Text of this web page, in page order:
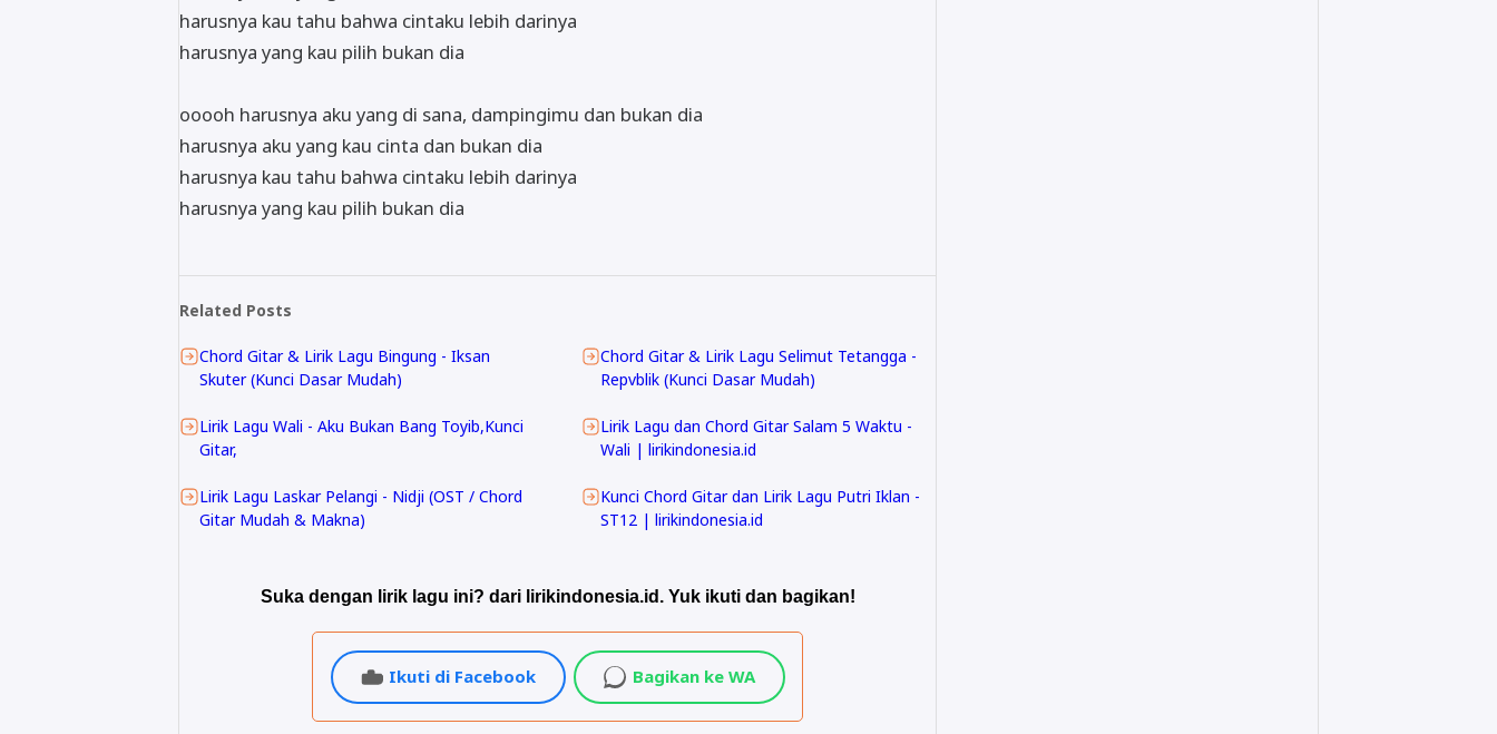
harusnya kau tahu bahwa cintaku lebih darinya
harusnya yang kau pilih bukan dia
ooooh harusnya aku yang di sana, dampingimu dan bukan dia
harusnya aku yang kau cinta dan bukan dia
harusnya kau tahu bahwa cintaku lebih darinya
harusnya yang kau pilih bukan dia
Related Posts
Chord Gitar & Lirik Lagu Bingung - Iksan
Skuter (Kunci Dasar Mudah)
Chord Gitar & Lirik Lagu Selimut Tetangga -
Repvblik (Kunci Dasar Mudah)
Lirik Lagu Wali - Aku Bukan Bang Toyib,Kunci
Gitar,
Lirik Lagu dan Chord Gitar Salam 5 Waktu -
Wali | lirikindonesia.id
Lirik Lagu Laskar Pelangi - Nidji (OST / Chord
Gitar Mudah & Makna)
Kunci Chord Gitar dan Lirik Lagu Putri Iklan -
ST12 | lirikindonesia.id
Suka dengan lirik lagu ini? dari lirikindonesia.id. Yuk ikuti dan bagikan!
Ikuti di Facebook Bagikan ke WA